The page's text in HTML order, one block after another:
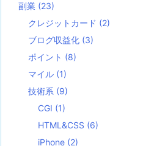
副業 (23)
クレジットカード (2)
ブログ収益化 (3)
ポイント (8)
マイル (1)
技術系 (9)
CGI (1)
HTML&CSS (6)
iPhone (2)